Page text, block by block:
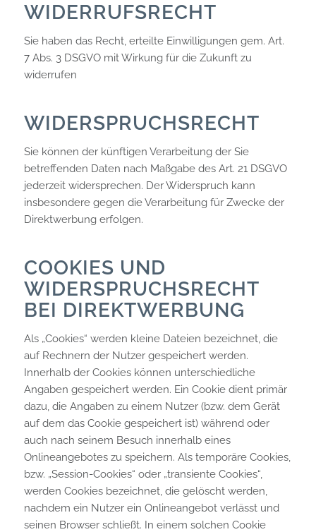
WIDERRUFSRECHT
Sie haben das Recht, erteilte Einwilligungen gem. Art.
7 Abs. 3 DSGVO mit Wirkung für die Zukunft zu
widerrufen
WIDERSPRUCHSRECHT
Sie können der künftigen Verarbeitung der Sie
betreffenden Daten nach Maßgabe des Art. 21 DSGVO
jederzeit widersprechen. Der Widerspruch kann
insbesondere gegen die Verarbeitung für Zwecke der
Direktwerbung erfolgen.
COOKIES UND
WIDERSPRUCHSRECHT
BEI DIREKTWERBUNG
Als „Cookies“ werden kleine Dateien bezeichnet, die
auf Rechnern der Nutzer gespeichert werden.
Innerhalb der Cookies können unterschiedliche
Angaben gespeichert werden. Ein Cookie dient primär
dazu, die Angaben zu einem Nutzer (bzw. dem Gerät
auf dem das Cookie gespeichert ist) während oder
auch nach seinem Besuch innerhalb eines
Onlineangebotes zu speichern. Als temporäre Cookies,
bzw. „Session-Cookies“ oder „transiente Cookies“,
werden Cookies bezeichnet, die gelöscht werden,
nachdem ein Nutzer ein Onlineangebot verlässt und
seinen Browser schließt. In einem solchen Cookie